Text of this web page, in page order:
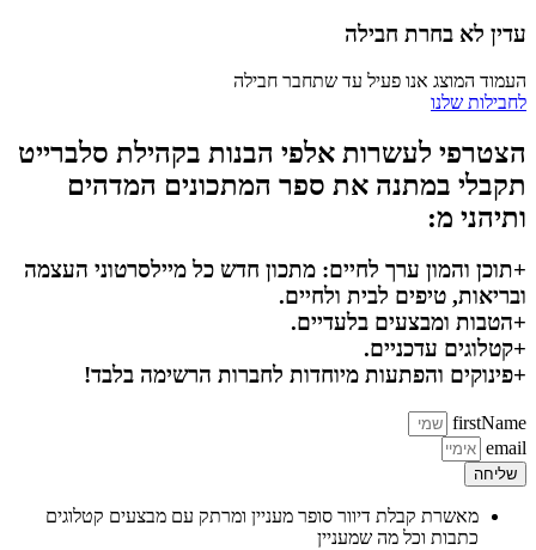
עדין לא בחרת חבילה
העמוד המוצג אנו פעיל עד שתחבר חבילה
לחבילות שלנו
הצטרפי לעשרות אלפי הבנות בקהילת סלברייט
תקבלי במתנה את ספר המתכונים המדהים
ותיהני מ:
+תוכן והמון ערך לחיים: מתכון חדש כל מיילסרטוני העצמה
ובריאות, טיפים לבית ולחיים.
+הטבות ומבצעים בלעדיים.
+קטלוגים עדכניים.
+פינוקים והפתעות מיוחדות לחברות הרשימה בלבד!
firstName
email
שליחה
מאשרת קבלת דיוור סופר מעניין ומרתק עם מבצעים קטלוגים
כתבות וכל מה שמעניין